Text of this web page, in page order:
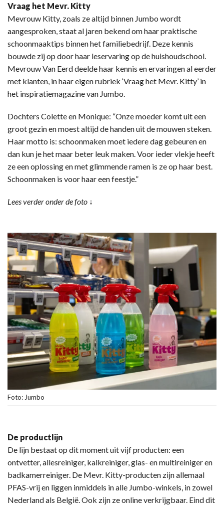
Vraag het Mevr. Kitty
Mevrouw Kitty, zoals ze altijd binnen Jumbo wordt
aangesproken, staat al jaren bekend om haar praktische
schoonmaaktips binnen het familiebedrijf. Deze kennis
bouwde zij op door haar leservaring op de huishoudschool.
Mevrouw Van Eerd deelde haar kennis en ervaringen al eerder
met klanten, in haar eigen rubriek ‘Vraag het Mevr. Kitty’ in
het inspiratiemagazine van Jumbo.
Dochters Colette en Monique: “Onze moeder komt uit een
groot gezin en moest altijd de handen uit de mouwen steken.
Haar motto is: schoonmaken moet iedere dag gebeuren en
dan kun je het maar beter leuk maken. Voor ieder vlekje heeft
ze een oplossing en met glimmende ramen is ze op haar best.
Schoonmaken is voor haar een feestje.”
Lees verder onder de foto ↓
Foto: Jumbo
De productlijn
De lijn bestaat op dit moment uit vijf producten: een
ontvetter, allesreiniger, kalkreiniger, glas- en multireiniger en
badkamerreiniger. De Mevr. Kitty-producten zijn allemaal
PFAS-vrij en liggen inmiddels in alle Jumbo-winkels, in zowel
Nederland als België. Ook zijn ze online verkrijgbaar. Eind dit